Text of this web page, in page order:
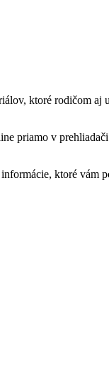
ktoré rodičom
priamo v
ktoré vám